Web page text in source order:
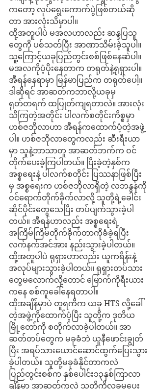
ကတော့ လုပ်ရွေးကောက်ပွဲဖြစ်တယ်ဆို
တာ အားလုံးသိမှာပါ။
ထို့အတူပါပဲ မအလဟာလည်း ဆန္ဒပြသူ
တွေကို ပစ်သတ်ပြီး အာဏာသိမ်းခဲ့သူပါ။
သူ့ကြောင့်ယခုပြည်တွင်းစစ်ဖြစ်နေဆဲပါ။
မအလကိုပံ့ပိုးနေတာက တရုတ်နဲ့ရုရှားပါ။
အီရန်နေရာမှာ မြန်မာပြည်က တရုတ်ပေါ့။
ဒါဆိုရင် အာဆတ်ကဘာလို့ယခုမှ
ရုတ်တရက် ထပြုတ်ကျရတာလဲ။ အားလုံး
သိကြတဲ့အတိုင်း ပါလက်စတိုင်းကိစ္စမှာ
ဟစ်ဇဘိုလာဟာ အီရန်ကထောက်ပံ့တဲ့အဖွဲ့
ပါ။ ဟစ်ဇဘိုလာတွေကလည်း ဆီးရီးယာ
မှာ သူနဲ့ဘာသာတူ အာဆတ်ဘက်က ဝင်
တိုက်ပေးခဲ့ကြပါတယ်။ ပြီးခဲ့တဲ့နှစ်က
အစ္စရေးနဲ့ ပါလက်စတိုင်း ပြဿနာဖြစ်ပြီး
မှ အစ္စရေးက ဟစ်ဇဘိုလာရှိတဲ့ လဘနွန်ကို
ဝင်ရောက်တိုက်ခိုက်လာလို့ သူတို့ရဲ့ခေါင်း
ဆိုင်ပိုင်းတွေသေပြီး တပ်ပျက်သွားခဲ့ပါ
တယ်။ အီရန်ဟာလည်း အစ္စရေးရဲ့
အကြိမ်ကြိမ်တိုက်ခိုက်တာကိုခံခဲ့ရပြီး
လက်နက်အင်အား နည်းသွားခဲ့ပါတယ်။
ထို့အတူပါပဲ ရုရှားဟာလည်း ယူကရိန်းနဲ့
အလုပ်များသွားခဲ့ပါတယ်။ ရုရှားတပ်သား
တွေမလောက်လို့တောင် မြောက်ကိုရီးယား
ကနေ စစ်ကူခေါ်နေရတာပါ။
ထိုအချိန်မှာပဲ တူရကီက ယခု HTS လို့ခေါ်
တဲ့အဖွဲ့ကိုထောက်ပံ့ပြီး သူတို့က ဒုတိယ
မြို့တော်ကို စတိုက်လာခဲ့ပါတယ်။ အာ
ဆတ်တပ်တွေက မခုခံဘဲ ယူနီဖောင်းချွတ်
ပြီး အရပ်သားယောင်ဆောင်ထွက်ပြေးသွား
ခဲ့ပါတယ်။ သူတို့မခုခံနိုင်တာကလဲ
ပြည်တွင်းစစ်က နှစ်ပေါင်း၁၃နှစ်ကြာလာ
ချိန်မှာ အာဆတ်ကလဲ သူတို့ကိုလခမပေး